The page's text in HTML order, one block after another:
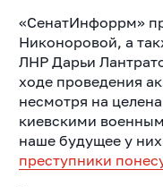
«СенатИнфоррм»
Никоноровой, а
ЛНР Дарьи
ходе проведения
несмотря на
киевскими
наше будущее у
преступники